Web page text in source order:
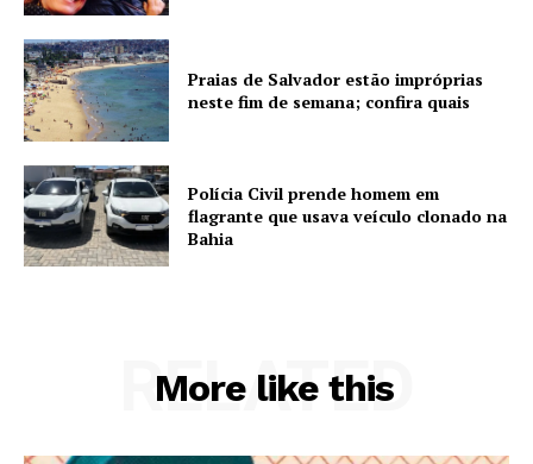
Praias de Salvador estão impróprias
neste fim de semana; confira quais
Polícia Civil prende homem em
flagrante que usava veículo clonado na
Bahia
More like this
RELATED